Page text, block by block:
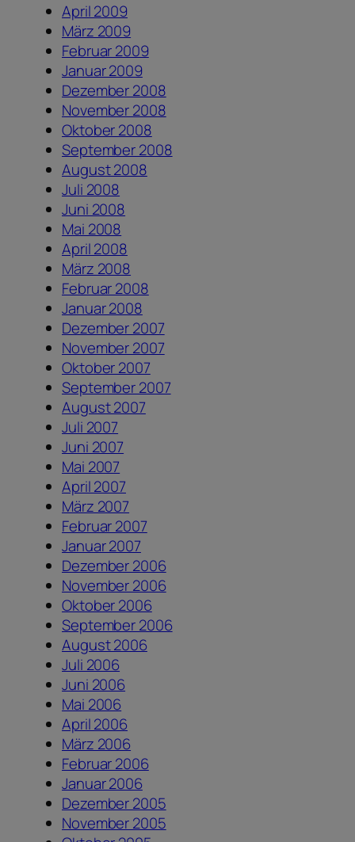
April 2009
März 2009
Februar 2009
Januar 2009
Dezember 2008
November 2008
Oktober 2008
September 2008
August 2008
Juli 2008
Juni 2008
Mai 2008
April 2008
März 2008
Februar 2008
Januar 2008
Dezember 2007
November 2007
Oktober 2007
September 2007
August 2007
Juli 2007
Juni 2007
Mai 2007
April 2007
März 2007
Februar 2007
Januar 2007
Dezember 2006
November 2006
Oktober 2006
September 2006
August 2006
Juli 2006
Juni 2006
Mai 2006
April 2006
März 2006
Februar 2006
Januar 2006
Dezember 2005
November 2005